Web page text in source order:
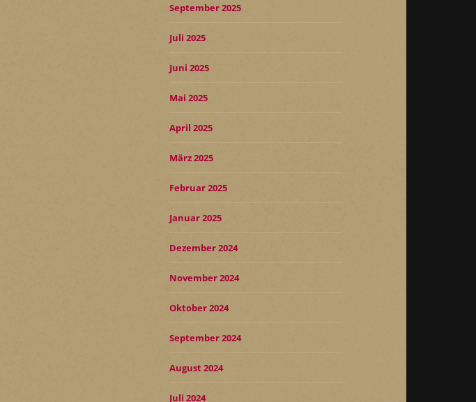
September 2025
Juli 2025
Juni 2025
Mai 2025
April 2025
März 2025
Februar 2025
Januar 2025
Dezember 2024
November 2024
Oktober 2024
September 2024
August 2024
Juli 2024